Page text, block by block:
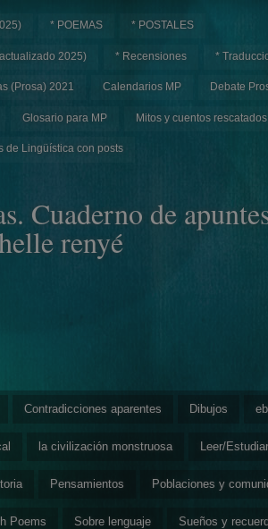
* POEMAS * POSTALES
2025) * Recensiones *
(Prosa) 2021 Calendarios MP Debate
Glosario para MP Mitos y cuentos rescatados
de Lingüística con posts
Cuaderno de
renyé
Contradicciones aparentes Dibujos
la civilización monstruosa Leer/Estudiar
Pensamientos Poblaciones y
Poems Sobre lenguaje Sueños y